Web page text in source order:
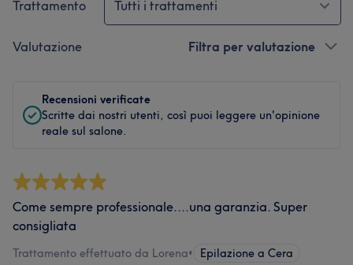
Trattamento Tutti i trattamenti
Valutazione Filtra per valutazione
Recensioni verificate
Scritte dai nostri utenti, così puoi leggere un'opinione
reale sul salone.
Come sempre professionale....una garanzia. Super
consigliata
Trattamento effettuato da Lorena• Epilazione a Cera